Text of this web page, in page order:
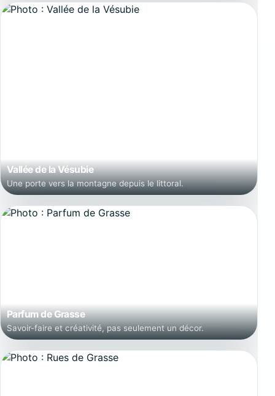
Vallée de la Vésubie
Une porte vers la montagne depuis le littoral.
Parfum de Grasse
Savoir-faire et créativité, pas seulement un décor.